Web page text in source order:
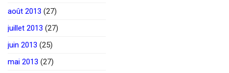
août 2013 (27)
juillet 2013 (27)
juin 2013 (25)
mai 2013 (27)